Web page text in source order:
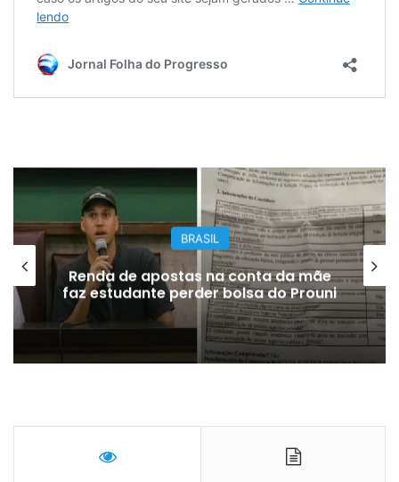
BRASIL
Renda de apostas na conta da mãe
faz estudante perder bolsa do Prouni